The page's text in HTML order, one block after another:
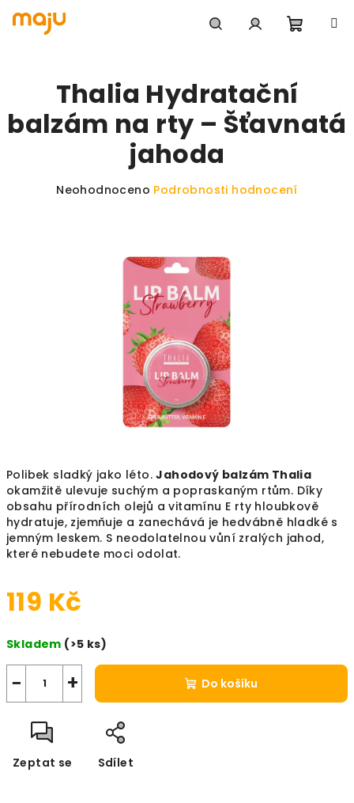
Polibek sladký jako léto.Jahodový balzám Thalia
okamžitě ulevuje suchým a popraskaným rtům. Díky
obsahu přírodních olejů a vitamínu E rty hloubkově
hydratuje, zjemňuje a zanechává je hedvábně hladké s
jemným leskem. S neodolatelnou vůní zralých jahod,
které nebudete moci odolat.
119 Kč
Skladem (>5 ks)
+
− Do košíku
Zeptat se Sdílet
Thalia Hydratační
balzám na rty – Šťavnatá
jahoda
Průměrné hodnocení produktu je 0,0 z 5
Neohodnoceno Podrobnosti hodnocení